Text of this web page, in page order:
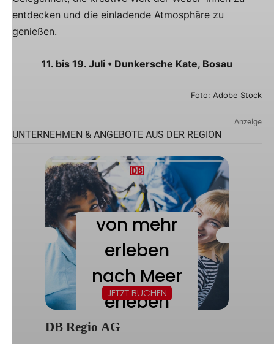
entdecken und die einladende Atmosphäre zu
genießen.
11. bis 19. Juli • Dunkersche Kate, Bosau
Foto: Adobe Stock